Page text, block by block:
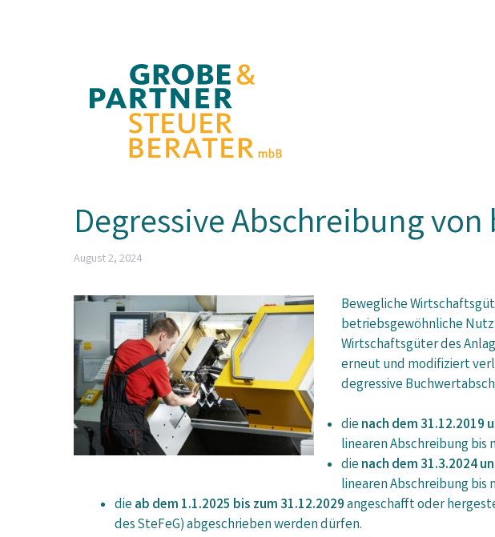
Degressive Abschreibung
August 2, 2024
Bewegliche
betriebsgewöhnliche
Wirtschaftsgüter des
erneut und modifiziert
degressive
die nach dem 31.12.2019
linearen Abschreibung bis
die nach dem 31.3.2024
linearen Abschreibung bis
die ab dem 1.1.2025 bis zum 31.12.2029angeschafft oder
des SteFeG) abgeschrieben werden dürfen.